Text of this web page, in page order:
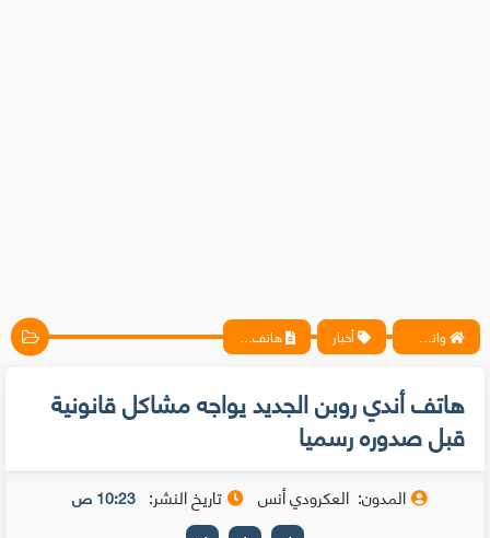
واتس آب ، فيسبوك ، أنترنت ، شروحات تقنية حصرية - المحترف أخبار هاتف أندي روبن الجديد يواجه مشاكل قانونية قبل صدوره رسميا
هاتف أندي روبن الجديد يواجه مشاكل قانونية
قبل صدوره رسميا
المدون: العكرودي أنس تاريخ النشر: 10:23 ص